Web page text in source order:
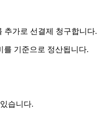
추가로 선결제 청구합니다.
기준으로 정산됩니다.
습니다.